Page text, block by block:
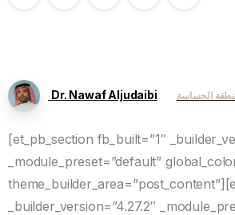
Dr. Nawaf Aljudaibi الحساسة
[et_pb_section fb_built=”1″
_module_preset=”default”
_builder_version=”4.27.2″